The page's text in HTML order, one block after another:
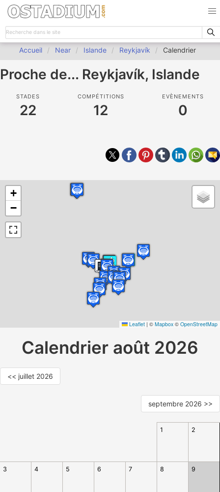
Accueil Near Islande Reykjavík Calendrier
Proche de... Reykjavík, Islande
STADES
22
COMPÉTITIONS
12
EVÈNEMENTS
0
+
−
Leaflet | © Mapbox © OpenStreetMap
Calendrier août 2026
<< juillet 2026
septembre 2026 >>
1 2
3 4 5 6 7 8 9